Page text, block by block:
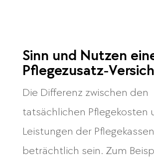
Sinn und Nutzen
Die Differenz zwischen den
tatsächlichen Pflegekosten
Leistungen der
beträchtlich sein. Zum